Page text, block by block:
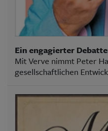
Ein engagierter
Mit Verve nimmt Peter
gesellschaftlichen